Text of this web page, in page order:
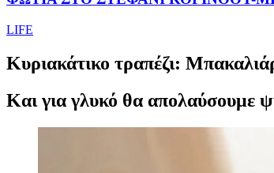
LIFE
Κυριακάτικο τραπέζι:
Και για γλυκό θα απολαύσουμε